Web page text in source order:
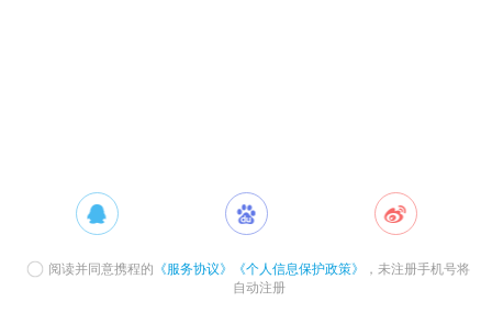
阅读并同意携程的 《服务协议》 《个人信息保护政策》
，未注册手机号将
自动注册